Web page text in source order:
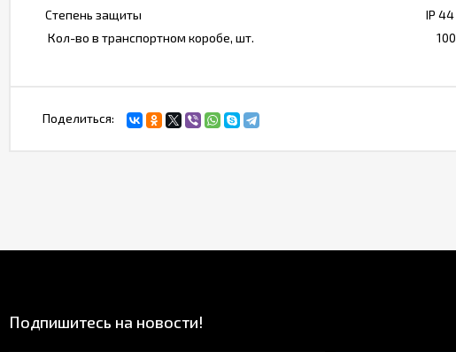
Степень защиты
IP 44
Кол-во в транспортном коробе, шт.
100
Поделиться:
Подпишитесь на новости!